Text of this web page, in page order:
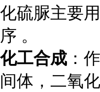
化硫脲主要
序 。
化工合成 ：
间体，二氧